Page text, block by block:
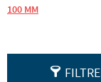
100 MM